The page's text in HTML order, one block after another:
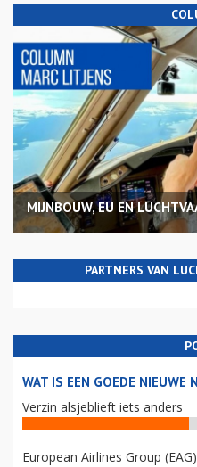
MIJNBOUW, EU EN
PARTNERS VAN
WAT IS EEN GOEDE NIEUWE
Verzin alsjeblieft iets anders
European Airlines Group (EAG)